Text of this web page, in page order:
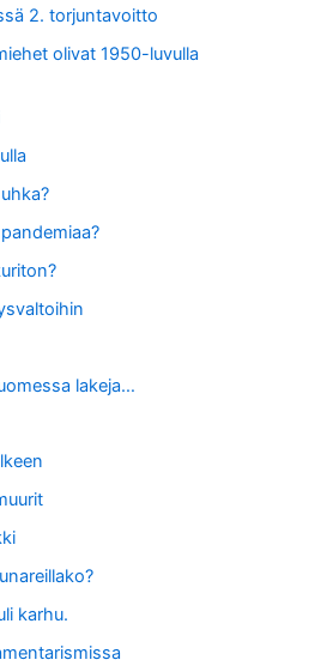
2. torjuntavoitto
olivat 1950-luvulla
lakeja…
karhu.